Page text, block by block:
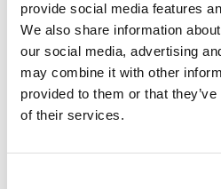
provide social media features
We also share information
our social media, advertising
may combine it with other
provided to them or that
of their services.